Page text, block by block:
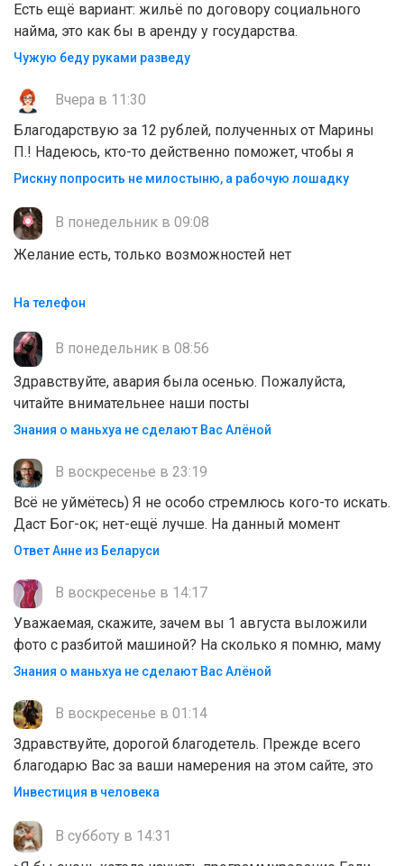
Есть ещё вариант: жильё по договору социального
найма, это как бы в аренду у государства.
Чужую беду руками разведу
Вчера в 11:30
Благодарствую за 12 рублей, полученных от Марины
П.! Надеюсь, кто-то действенно поможет, чтобы я
Рискну попросить не милостыню, а рабочую лошадку
В понедельник в 09:08
Желание есть, только возможностей нет
На телефон
В понедельник в 08:56
Здравствуйте, авария была осенью. Пожалуйста,
читайте внимательнее наши посты
Знания о маньхуа не сделают Вас Алëной
В воскресенье в 23:19
Всё не уймётесь) Я не особо стремлюсь кого-то искать.
Даст Бог-ок; нет-ещё лучше. На данный момент
Ответ Анне из Беларуси
В воскресенье в 14:17
Уважаемая, скажите, зачем вы 1 августа выложили
фото с разбитой машиной? На сколько я помню, маму
Знания о маньхуа не сделают Вас Алëной
В воскресенье в 01:14
Здравствуйте, дорогой благодетель. Прежде всего
благодарю Вас за ваши намерения на этом сайте, это
Инвестиция в человека
В субботу в 14:31